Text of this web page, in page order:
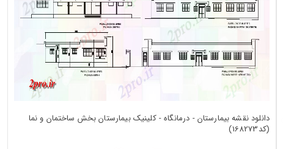
دانلود نقشه بیمارستان - درمانگاه - کلینیک بیمارستان بخش ساختمان و نما
(کد168273)